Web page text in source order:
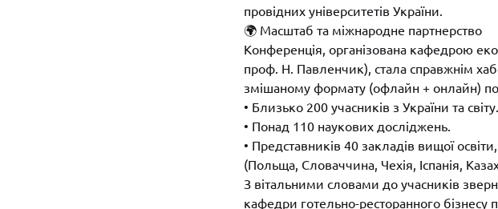
провідних університетів України.
🌍 Масштаб та міжнародне партнерство
Конференція, організована кафедрою
проф. Н. Павленчик), стала справжнім
змішаному формату (офлайн + онлайн)
• Близько 200 учасників з України та світу.
• Понад 110 наукових досліджень.
• Представників 40 закладів вищої
(Польща, Словаччина, Чехія, Іспанія,
З вітальними словами до учасників
кафедри готельно-ресторанного